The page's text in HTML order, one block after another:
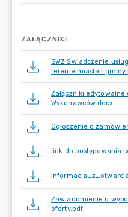
ZAŁĄCZNIKI
SWZ Świadczenie
terenie miasta i gminy
Załączniki edytowalne
Wykonawców.docx
Ogłoszenie o
link do
Zawiadomienie o
oferty.pdf